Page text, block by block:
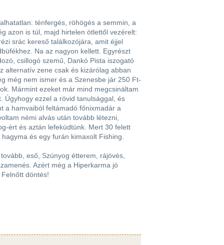
ténfergés, röhögés a semmin, a
azon is túl, majd hirtelen ötlettől vezérelt:
srác kereső találkozójára, amit éjjel
Na az nagyon kellett. Egyrészt
csillogó szemű, Dankó Pista iszogató
alternatív zene csak és kizárólag abban
még nem ismer és a Szenesbe jár 250 Ft-
Mármint ezeket már mind megcsináltam
Úgyhogy ezzel a rövid tanulsággal, és
a hamvaiból feltámadó főnixmadár a
némi alvás után tovább létezni,
ért és aztán lefeküdtünk. Mert 30 felett
és egy furán kimaxolt Fishing.
eső, Szúnyog étterem, rájövés,
Azért még a Hiperkarma jó
döntés!